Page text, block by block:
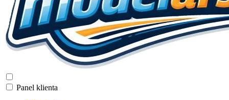
Panel klienta